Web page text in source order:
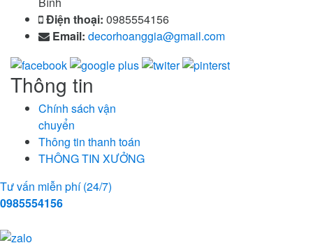
Điện thoại: 0985554156
Email: decorhoanggia@gmail.com
Thông tin
Chính sách vận
chuyển
Thông tin thanh toán
THÔNG TIN XƯỞNG
Tư vấn miễn phí (24/7)
0985554156